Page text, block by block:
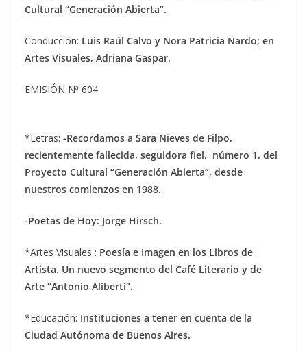
Cultural “Generación Abierta”.
Conducción: Luis Raúl Calvo y Nora Patricia Nardo; en
Artes Visuales, Adriana Gaspar.
EMISIÓN Nª 604
*Letras: -Recordamos a Sara Nieves de Filpo,
recientemente fallecida, seguidora fiel, número 1, del
Proyecto Cultural “Generación Abierta”, desde
nuestros comienzos en 1988.
-Poetas de Hoy: Jorge Hirsch.
*Artes Visuales : Poesía e Imagen en los Libros de
Artista. Un nuevo segmento del Café Literario y de
Arte “Antonio Aliberti”.
*Educación: Instituciones a tener en cuenta de la
Ciudad Autónoma de Buenos Aires.